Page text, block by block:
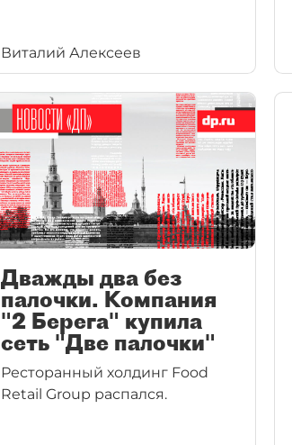
Виталий Алексеев
Дважды два без
палочки. Компания
"2 Берега" купила
сеть "Две палочки"
Ресторанный холдинг Food
Retail Group распался.